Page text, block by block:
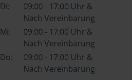
Di:
09:00 - 17:00 Uhr &
Nach Vereinbarung
Mi:
09:00 - 17:00 Uhr &
Nach Vereinbarung
Do:
09:00 - 17:00 Uhr &
Nach Vereinbarung